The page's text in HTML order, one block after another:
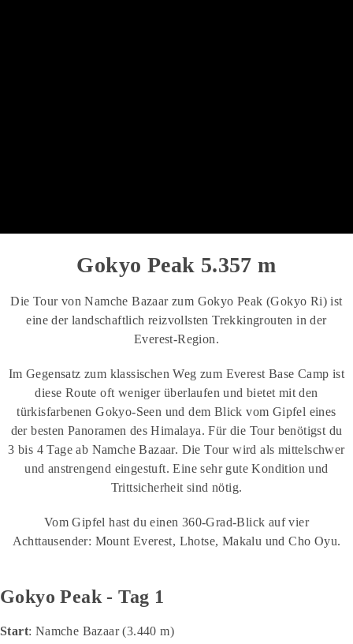
Gokyo Peak 5.357 m
Die Tour von Namche Bazaar zum Gokyo Peak (Gokyo Ri) ist
eine der landschaftlich reizvollsten Trekkingrouten in der
Everest-Region.
Im Gegensatz zum klassischen Weg zum Everest Base Camp ist
diese Route oft weniger überlaufen und bietet mit den
türkisfarbenen Gokyo-Seen und dem Blick vom Gipfel eines
der besten Panoramen des Himalaya. Für die Tour benötigst du
3 bis 4 Tage ab Namche Bazaar. Die Tour wird als mittelschwer
und anstrengend eingestuft. Eine sehr gute Kondition und
Trittsicherheit sind nötig.
Vom Gipfel hast du einen 360-Grad-Blick auf vier
Achttausender: Mount Everest, Lhotse, Makalu und Cho Oyu.
Gokyo Peak - Tag 1
Start: Namche Bazaar (3.440 m)